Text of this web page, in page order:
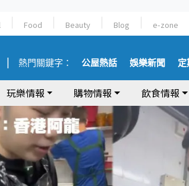
Food Beauty Blog e-zone
熱門關鍵字： 公屋熱話 娛樂新聞 定
玩樂情報 購物情報 飲食情報